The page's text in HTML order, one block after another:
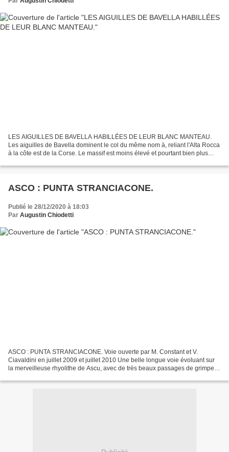
LES AIGUILLES DE BAVELLA HABILLÉES DE LEUR BLANC MANTEAU.
Les aiguilles de Bavella dominent le col du même nom à, reliant l'Alta Rocca
à la côte est de la Corse. Le massif est moins élevé et pourtant bien plus
ASCO : PUNTA STRANCIACONE.
Publié le 28/12/2020 à 18:03
Par Augustin Chiodetti
ASCO : PUNTA STRANCIACONE. Voie ouverte par M. Constant et V.
Ciavaldini en juillet 2009 et juillet 2010 Une belle longue voie évoluant sur
la merveilleuse rhyolithe de Ascu, avec de très beaux passages de grimpe